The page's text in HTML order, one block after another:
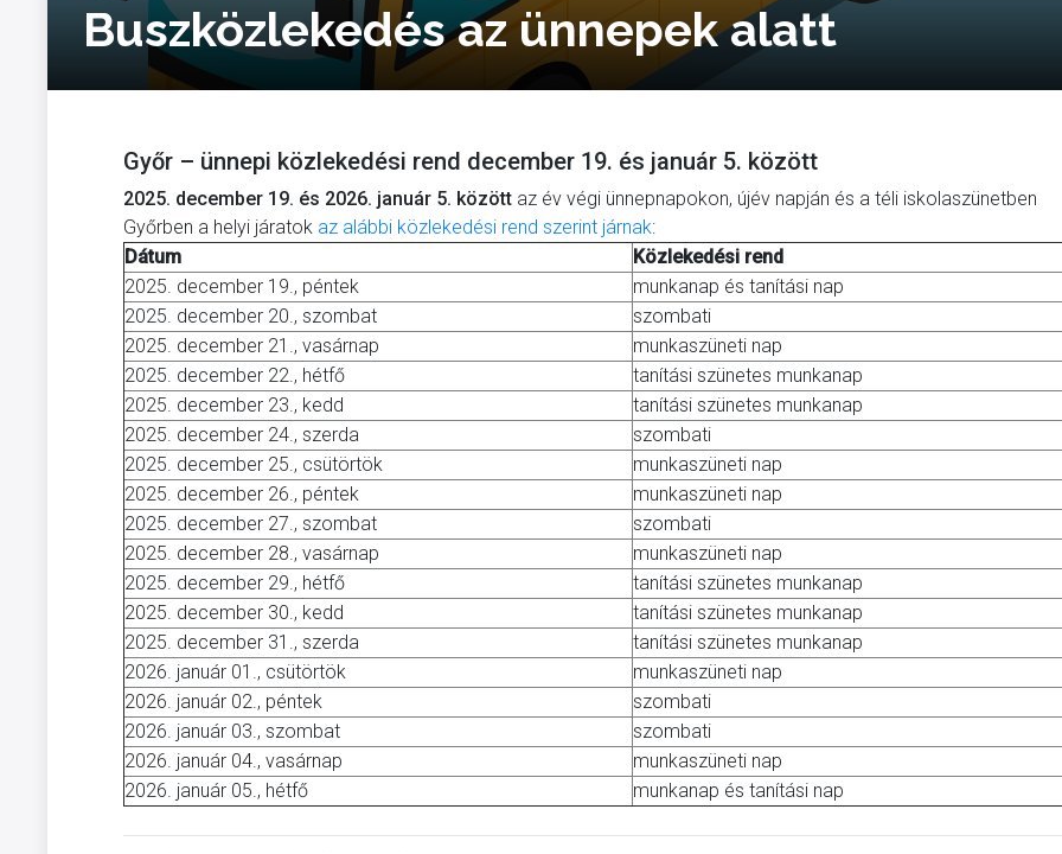
Buszközlekedés az ünnepek alatt
Győr – ünnepi közlekedési rend december 19. és január 5. között
2025. december 19. és 2026. január 5. között az év végi ünnepnapokon, újév napján és a téli iskolaszünetben
Győrben a helyi járatok az alábbi közlekedési rend szerint járnak:
Dátum
Közlekedési rend
2025. december 19., péntek
munkanap és tanítási nap
2025. december 20., szombat
szombati
2025. december 21., vasárnap
munkaszüneti nap
2025. december 22., hétfő
tanítási szünetes munkanap
2025. december 23., kedd
tanítási szünetes munkanap
2025. december 24., szerda
szombati
2025. december 25., csütörtök
munkaszüneti nap
2025. december 26., péntek
munkaszüneti nap
2025. december 27., szombat
szombati
2025. december 28., vasárnap
munkaszüneti nap
2025. december 29., hétfő
tanítási szünetes munkanap
2025. december 30., kedd
tanítási szünetes munkanap
2025. december 31., szerda
tanítási szünetes munkanap
2026. január 01., csütörtök
munkaszüneti nap
2026. január 02., péntek
szombati
2026. január 03., szombat
szombati
2026. január 04., vasárnap
munkaszüneti nap
2026. január 05., hétfő
munkanap és tanítási nap